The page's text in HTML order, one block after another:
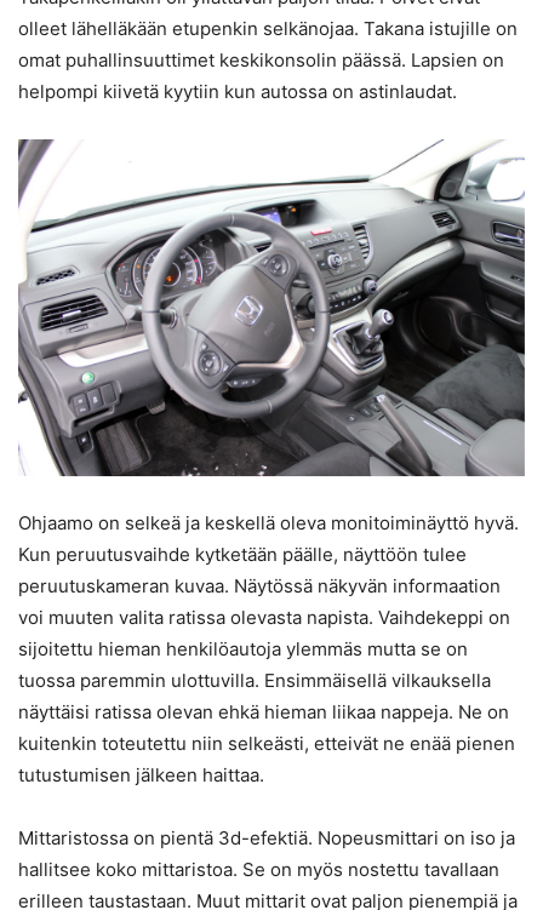
olleet lähelläkään etupenkin selkänojaa. Takana istujille on
omat puhallinsuuttimet keskikonsolin päässä. Lapsien on
helpompi kiivetä kyytiin kun autossa on astinlaudat.
Ohjaamo on selkeä ja keskellä oleva monitoiminäyttö hyvä.
Kun peruutusvaihde kytketään päälle, näyttöön tulee
peruutuskameran kuvaa. Näytössä näkyvän informaation
voi muuten valita ratissa olevasta napista. Vaihdekeppi on
sijoitettu hieman henkilöautoja ylemmäs mutta se on
tuossa paremmin ulottuvilla. Ensimmäisellä vilkauksella
näyttäisi ratissa olevan ehkä hieman liikaa nappeja. Ne on
kuitenkin toteutettu niin selkeästi, etteivät ne enää pienen
tutustumisen jälkeen haittaa.
Mittaristossa on pientä 3d-efektiä. Nopeusmittari on iso ja
hallitsee koko mittaristoa. Se on myös nostettu tavallaan
erilleen taustastaan. Muut mittarit ovat paljon pienempiä ja